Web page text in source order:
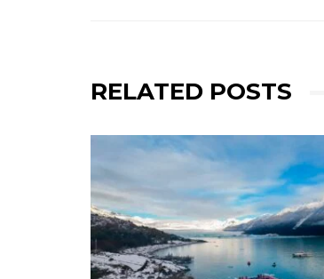
RELATED POSTS